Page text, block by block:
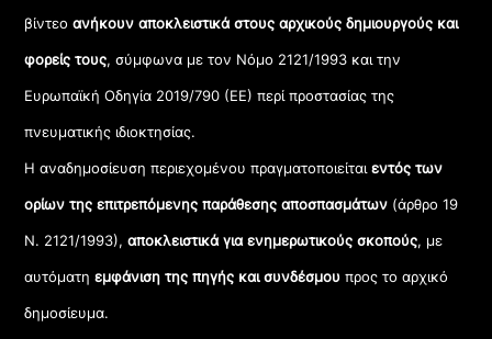
βίντεοανήκουν αποκλειστικά στους αρχικούς δημιουργούς και
φορείς τους, σύμφωνα με τον Νόμο 2121/1993 και την
Ευρωπαϊκή Οδηγία 2019/790 (ΕΕ) περί προστασίας της
πνευματικής ιδιοκτησίας.
Η αναδημοσίευση περιεχομένου πραγματοποιείταιεντός των
ορίων της επιτρεπόμενης παράθεσης αποσπασμάτων (άρθρο 19
Ν. 2121/1993), αποκλειστικά για ενημερωτικούς σκοπούς, με
αυτόματηεμφάνιση της πηγής και συνδέσμου προς το αρχικό
δημοσίευμα.